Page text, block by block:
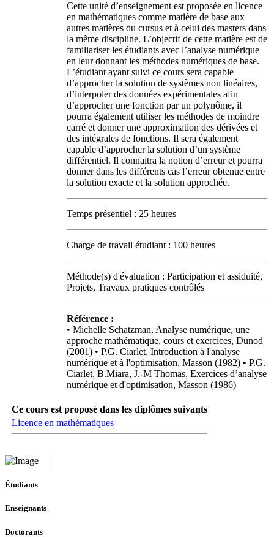
Cette unité d’enseignement est proposée en licence
en mathématiques comme matière de base aux
autres matières du cursus et à celui des masters dans
la même discipline. L’objectif de cette matière est de
familiariser les étudiants avec l’analyse numérique
en leur donnant les méthodes numériques de base.
L’étudiant ayant suivi ce cours sera capable
d’approcher la solution de systèmes non linéaires,
d’interpoler des données expérimentales afin
d’approcher une fonction par un polynôme, il
pourra également utiliser les méthodes de moindre
carré et donner une approximation des dérivées et
des intégrales de fonctions. Il sera également
capable d’approcher la solution d’un système
différentiel. Il connaitra la notion d’erreur et pourra
donner dans les différents cas l’erreur obtenue entre
la solution exacte et la solution approchée.
Temps présentiel : 25 heures
Charge de travail étudiant : 100 heures
Méthode(s) d'évaluation : Participation et assiduité,
Projets, Travaux pratiques contrôlés
Référence :
• Michelle Schatzman, Analyse numérique, une
approche mathématique, cours et exercices, Dunod
(2001) • P.G. Ciarlet, Introduction à l'analyse
numérique et à l'optimisation, Masson (1982) • P.G.
Ciarlet, B.Miara, J.-M Thomas, Exercices d’analyse
numérique et d'optimisation, Masson (1986)
Ce cours est proposé dans les diplômes suivants
Licence en mathématiques
Étudiants
Enseignants
Doctorants